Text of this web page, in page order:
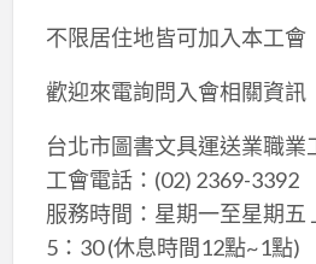
不限居住地皆可加入本工會
歡迎來電詢問入會相關資訊
台北市圖書文具運送業職業
工會電話：(02) 2369-3392
服務時間：星期一至星期五
5：30 (休息時間12點~1點)